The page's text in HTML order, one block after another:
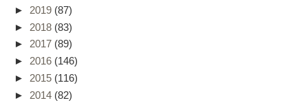
► 2019 (87)
► 2018 (83)
► 2017 (89)
► 2016 (146)
► 2015 (116)
► 2014 (82)